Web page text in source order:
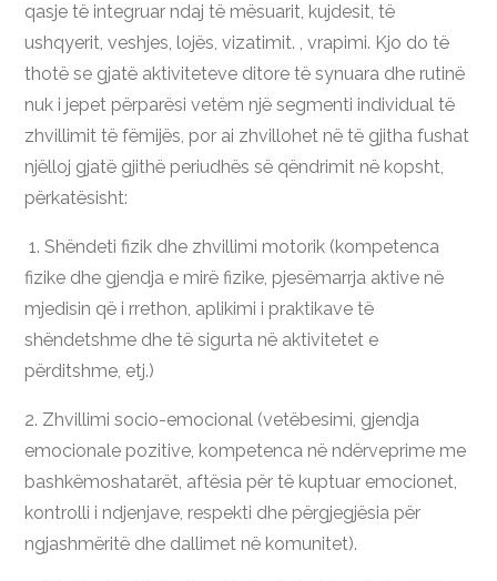
qasje të integruar ndaj të mësuarit, kujdesit, të
ushqyerit, veshjes, lojës, vizatimit. , vrapimi. Kjo do të
thotë se gjatë aktiviteteve ditore të synuara dhe rutinë
nuk i jepet përparësi vetëm një segmenti individual të
zhvillimit të fëmijës, por ai zhvillohet në të gjitha fushat
njëlloj gjatë gjithë periudhës së qëndrimit në kopsht,
përkatësisht:
1. Shëndeti fizik dhe zhvillimi motorik (kompetenca
fizike dhe gjendja e mirë fizike, pjesëmarrja aktive në
mjedisin që i rrethon, aplikimi i praktikave të
shëndetshme dhe të sigurta në aktivitetet e
përditshme, etj.)
2. Zhvillimi socio-emocional (vetëbesimi, gjendja
emocionale pozitive, kompetenca në ndërveprime me
bashkëmoshatarët, aftësia për të kuptuar emocionet,
kontrolli i ndjenjave, respekti dhe përgjegjësia për
ngjashmëritë dhe dallimet në komunitet).